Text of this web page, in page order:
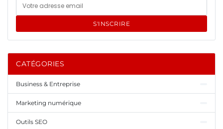
S'INSCRIRE
CATÉGORIES
Business & Entreprise
Marketing numérique
Outils SEO